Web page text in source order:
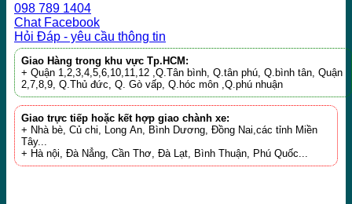
098 789 1404
Chat Facebook
Hỏi Đáp - yêu cầu thông tin
Giao Hàng trong khu vực Tp.HCM:
+ Quận 1,2,3,4,5,6,10,11,12 ,Q.Tân bình, Q.tân phú, Q.bình tân, Quận
2,7,8,9, Q.Thủ đức, Q. Gò vấp, Q.hóc môn ,Q.phú nhuận
Giao trực tiếp hoặc kết hợp giao chành xe:
+ Nhà bè, Củ chi, Long An, Bình Dương, Đồng Nai,các tỉnh Miền
Tây...
+ Hà nội, Đà Nẳng, Cần Thơ, Đà Lạt, Bình Thuận, Phú Quốc...